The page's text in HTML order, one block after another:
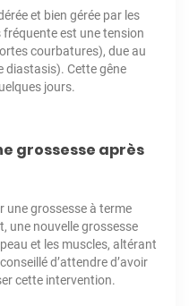
et bien gérée par les
est une tension
courbatures), due au
diastasis). Cette gêne
jours.
grossesse après
une grossesse à terme
une nouvelle grossesse
et les muscles, altérant
d’attendre d’avoir
cette intervention.